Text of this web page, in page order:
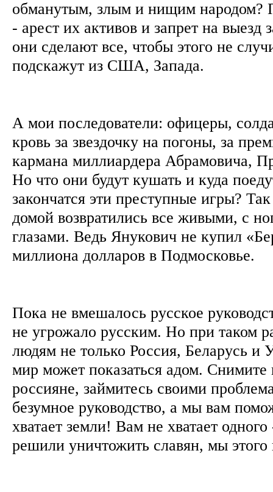
обманутым, злым и нищим народом?
- арест их активов и запрет на выезд
они сделают все, чтобы этого не
подскажут из США, Запада.
А мои последователи: офицеры,
кровь за звездочку на погоны, за
кармана миллиардера Абрамовича,
Но что они будут кушать и куда
закончатся эти преступные игры?
домой возвратились все живыми, с
глазами. Ведь Янукович не купил
миллиона долларов в Подмосковье.
Пока не вмешалось русское
не угрожало русским. Но при таком
людям не только Россия, Беларусь и
мир может показаться адом. Снимите
россияне, займитесь своими
безумное руководство, а мы вам
хватает земли! Вам не хватает
решили уничтожить славян, мы